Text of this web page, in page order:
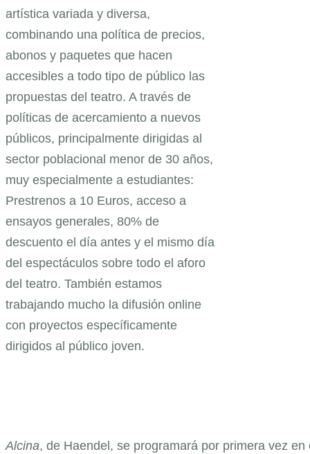
artística variada y diversa,
combinando una política de precios,
abonos y paquetes que hacen
accesibles a todo tipo de público las
propuestas del teatro. A través de
políticas de acercamiento a nuevos
públicos, principalmente dirigidas al
sector poblacional menor de 30 años,
muy especialmente a estudiantes:
Prestrenos a 10 Euros, acceso a
ensayos generales, 80% de
descuento el día antes y el mismo día
del espectáculos sobre todo el aforo
del teatro. También estamos
trabajando mucho la difusión online
con proyectos específicamente
dirigidos al público joven.
Alcina, de Haendel, se programará por primera vez